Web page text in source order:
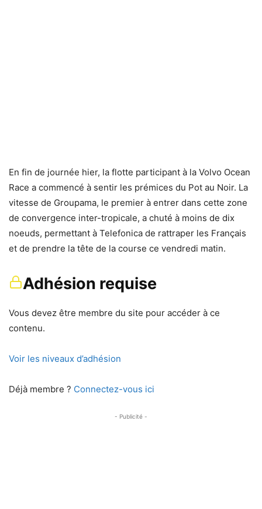
En fin de journée hier, la flotte participant à la Volvo Ocean
Race a commencé à sentir les prémices du Pot au Noir. La
vitesse de Groupama, le premier à entrer dans cette zone
de convergence inter-tropicale, a chuté à moins de dix
noeuds, permettant à Telefonica de rattraper les Français
et de prendre la tête de la course ce vendredi matin.
Adhésion requise
Vous devez être membre du site pour accéder à ce
contenu.
Voir les niveaux d’adhésion
Déjà membre ? Connectez-vous ici
- Publicité -